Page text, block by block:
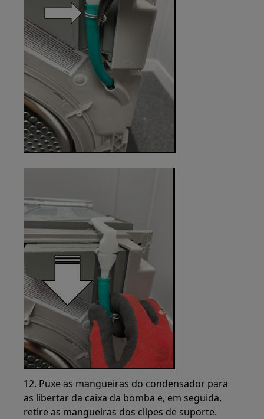
12. Puxe as mangueiras do condensador para
as libertar da caixa da bomba e, em seguida,
retire as mangueiras dos clipes de suporte.